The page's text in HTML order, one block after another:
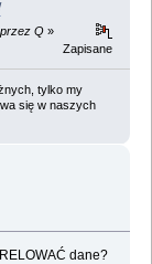
Q »
Zapisane
tylko my
się w naszych
dane?